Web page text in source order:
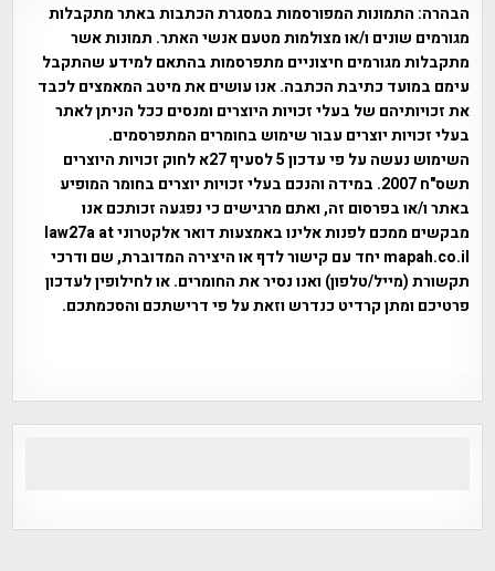
הבהרה: התמונות המפורסמות במסגרת הכתבות באתר מתקבלות
מגורמים שונים ו/או מצולמות מטעם אנשי האתר. תמונות אשר
מתקבלות מגורמים חיצוניים מתפרסמות בהתאם למידע שהתקבל
עימם במועד כתיבת הכתבה. אנו עושים את מיטב המאמצים לכבד
את זכויותיהם של בעלי זכויות היוצרים ומנסים ככל הניתן לאתר
בעלי זכויות יוצרים עבור שימוש בחומרים המתפרסמים.
השימוש נעשה על פי עדכון 5 לסעיף 27א לחוק זכויות היוצרים
תשס"ח 2007. במידה והנכם בעלי זכויות יוצרים בחומר המופיע
באתר ו/או בפרסום זה, ואתם מרגישים כי נפגעה זכותכם אנו
מבקשים ממכם לפנות אלינו באמצעות דואר אלקטרוני law27a at
mapah.co.il יחד עם קישור לדף או היצירה המדוברת, שם ודרכי
תקשורת (מייל/טלפון) ואנו נסיר את החומרים. או לחילופין לעדכון
פרטיכם ומתן קרדיט כנדרש וזאת על פי דרישתכם והסכמתכם.